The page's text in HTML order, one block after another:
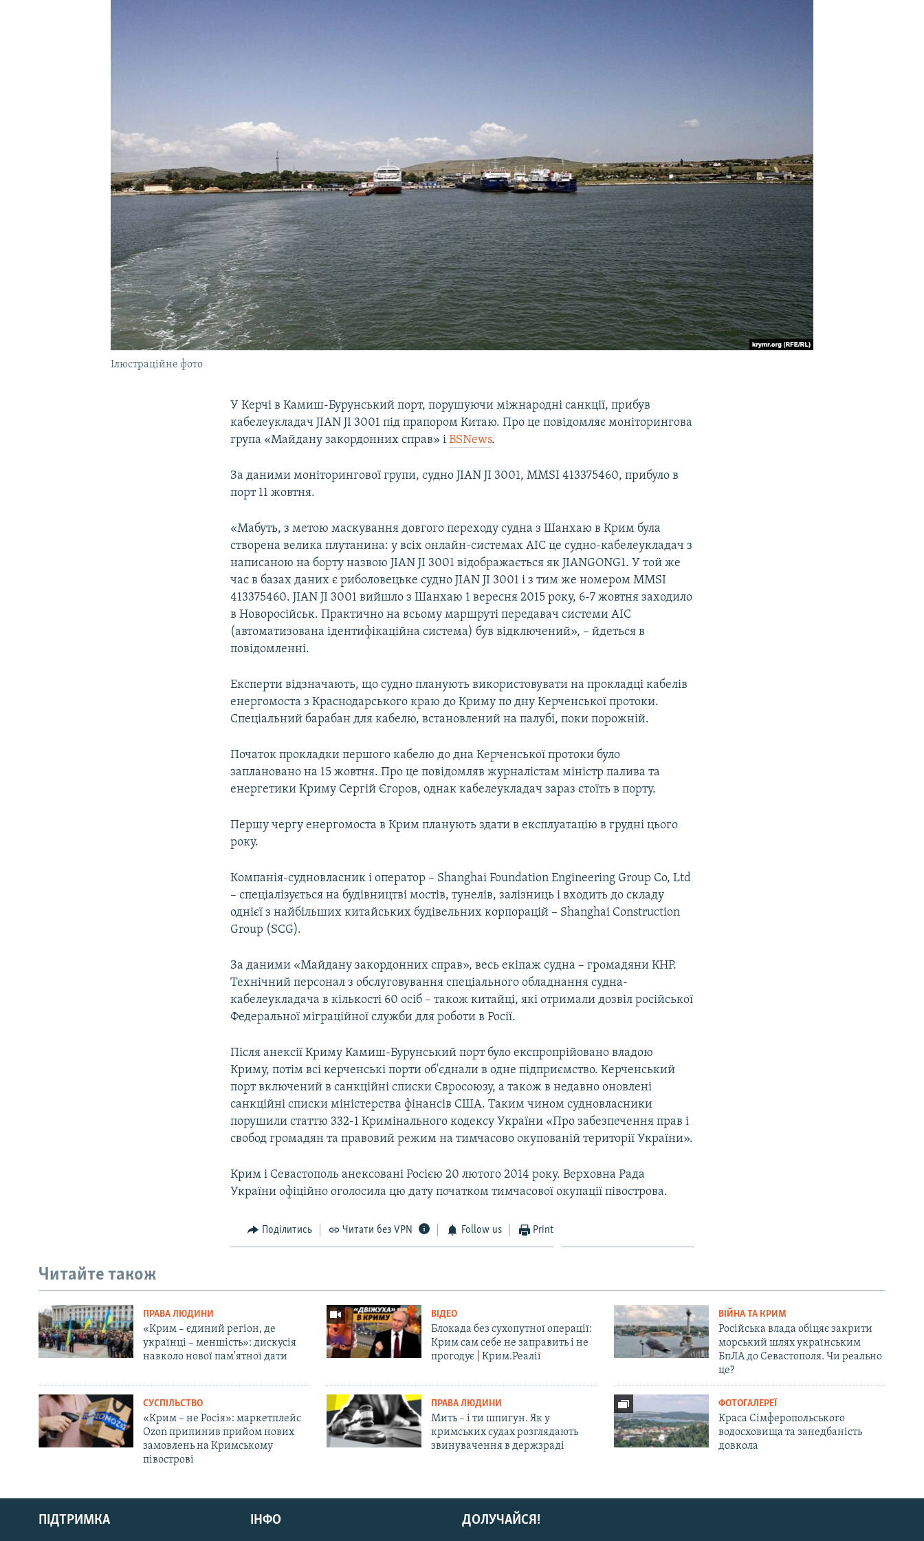
Русский
Qırımtatar
Ілюстраційне фото
У Керчі в Камиш-Бурунський порт, порушуючи міжнародні санкції, прибув
кабелеукладач JIAN JI 3001 під прапором Китаю. Про це повідомляє моніторингова
група «Майдану закордонних справ» іBSNews.
За даними моніторингової групи, судно JIAN JI 3001, MMSI 413375460, прибуло в
порт 11 жовтня.
«Мабуть, з метою маскування довгого переходу судна з Шанхаю в Крим була
створена велика плутанина: у всіх онлайн-системах АІС це судно-кабелеукладач з
написаною на борту назвою JIAN JI 3001 відображається як JIANGONG1. У той же
час в базах даних є риболовецьке судно JIAN JI 3001 і з тим же номером MMSI
413375460. JIAN JI 3001 вийшло з Шанхаю 1 вересня 2015 року, 6-7 жовтня заходило
в Новоросійськ. Практично на всьому маршруті передавач системи АІС
(автоматизована ідентифікаційна система) був відключений», – йдеться в
повідомленні.
Експерти відзначають, що судно планують використовувати на прокладці кабелів
енергомоста з Краснодарського краю до Криму по дну Керченської протоки.
Спеціальний барабан для кабелю, встановлений на палубі, поки порожній.
Початок прокладки першого кабелю до дна Керченської протоки було
заплановано на 15 жовтня. Про це повідомляв журналістам міністр палива та
енергетики Криму Сергій Єгоров, однак кабелеукладач зараз стоїть в порту.
Першу чергу енергомоста в Крим планують здати в експлуатацію в грудні цього
року.
Компанія-судновласник і оператор – Shanghai Foundation Engineering Group Co, Ltd
– спеціалізується на будівництві мостів, тунелів, залізниць і входить до складу
однієї з найбільших китайських будівельних корпорацій – Shanghai Construction
Group (SCG).
За даними «Майдану закордонних справ», весь екіпаж судна – громадяни КНР.
Технічний персонал з обслуговування спеціального обладнання судна-
кабелеукладача в кількості 60 осіб – також китайці, які отримали дозвіл російської
Федеральної міграційної служби для роботи в Росії.
Після анексії Криму Камиш-Бурунський порт було експропрійовано владою
Криму, потім всі керченські порти об'єднали в одне підприємство. Керченський
порт включений в санкційні списки Євросоюзу, а також в недавно оновлені
санкційні списки міністерства фінансів США. Таким чином судновласники
порушили статтю 332-1 Кримінального кодексу України «Про забезпечення прав і
свобод громадян та правовий режим на тимчасово окупованій території України».
Крим і Севастополь анексовані Росією 20 лютого 2014 року. Верховна Рада
України офіційно оголосила цю дату початком тимчасової окупації півострова.
Поділитись Читати без VPN Follow us Print
Читайте також
ПРАВА ЛЮДИНИ
«Крим – єдиний регіон, де
українці – меншість»: дискусія
навколо нової пам'ятної дати
ВІДЕО
Блокада без сухопутної операції:
Крим сам себе не заправить і не
прогодує | Крим.Реалії
ВІЙНА ТА КРИМ
Російська влада обіцяє закрити
морський шлях українським
БпЛА до Севастополя. Чи реально
це?
СУСПІЛЬСТВО
«Крим – не Росія»: маркетплейс
Ozon припинив прийом нових
замовлень на Кримському
півострові
ПРАВА ЛЮДИНИ
Мить – і ти шпигун. Як у
кримських судах розглядають
звинувачення в держзраді
ФОТОГАЛЕРЕЇ
Краса Сімферопольського
водосховища та занедбаність
довкола
ДОЛУЧАЙСЯ!
ПІДТРИМКА ІНФО